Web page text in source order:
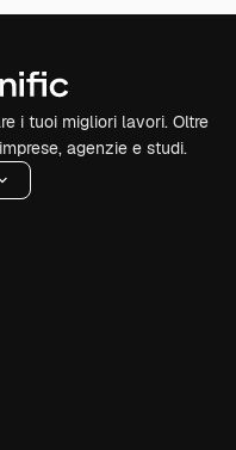
i tuoi migliori lavori. Oltre
agenzie e studi.